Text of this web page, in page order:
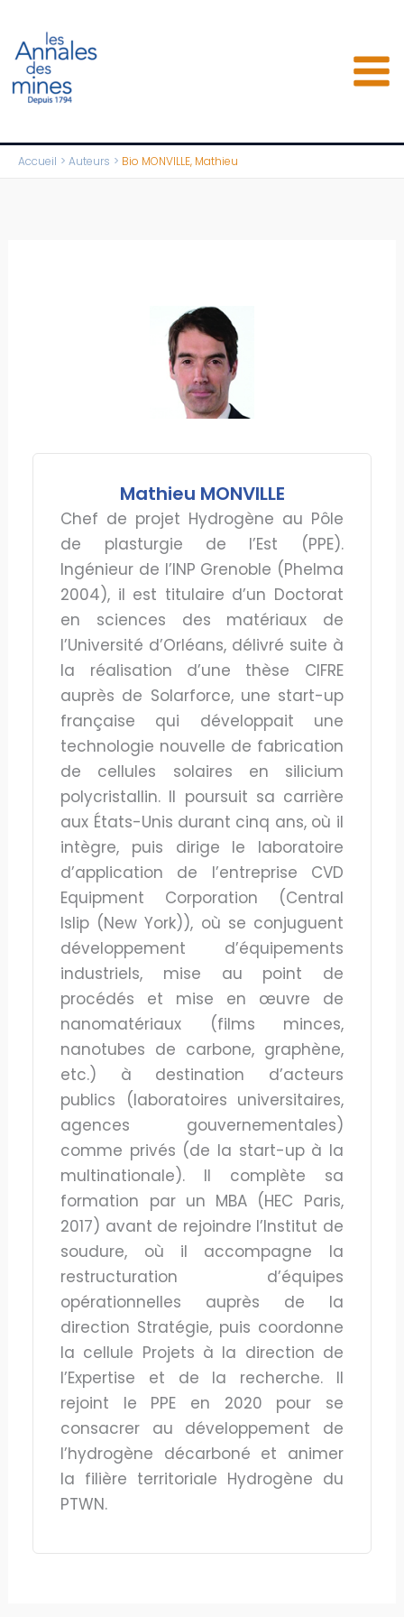
contenu
Accueil Auteurs Bio MONVILLE, Mathieu
Mathieu MONVILLE
Chef de projet Hydrogène au Pôle
de plasturgie de l’Est (PPE).
Ingénieur de l’INP Grenoble (Phelma
2004), il est titulaire d’un Doctorat
en sciences des matériaux de
l’Université d’Orléans, délivré suite à
la réalisation d’une thèse CIFRE
auprès de Solarforce, une start-up
française qui développait une
technologie nouvelle de fabrication
de cellules solaires en silicium
polycristallin. Il poursuit sa carrière
aux États-Unis durant cinq ans, où il
intègre, puis dirige le laboratoire
d’application de l’entreprise CVD
Equipment Corporation (Central
Islip (New York)), où se conjuguent
développement d’équipements
industriels, mise au point de
procédés et mise en œuvre de
nanomatériaux (films minces,
nanotubes de carbone, graphène,
etc.) à destination d’acteurs
publics (laboratoires universitaires,
agences gouvernementales)
comme privés (de la start-up à la
multinationale). Il complète sa
formation par un MBA (HEC Paris,
2017) avant de rejoindre l’Institut de
soudure, où il accompagne la
restructuration d’équipes
opérationnelles auprès de la
direction Stratégie, puis coordonne
la cellule Projets à la direction de
l’Expertise et de la recherche. Il
rejoint le PPE en 2020 pour se
consacrer au développement de
l’hydrogène décarboné et animer
la filière territoriale Hydrogène du
PTWN.